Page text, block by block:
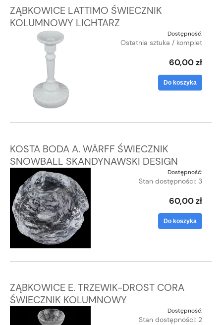
ZĄBKOWICE LATTIMO ŚWIECZNIK
KOLUMNOWY LICHTARZ
Dostępność:
Ostatnia sztuka / komplet
60,00 zł
Do koszyka
KOSTA BODA A. WÄRFF ŚWIECZNIK
SNOWBALL SKANDYNAWSKI DESIGN
Dostępność:
Stan dostępności: 3
60,00 zł
Do koszyka
ZĄBKOWICE E. TRZEWIK-DROST CORA
ŚWIECZNIK KOLUMNOWY
Dostępność:
Stan dostępności: 2